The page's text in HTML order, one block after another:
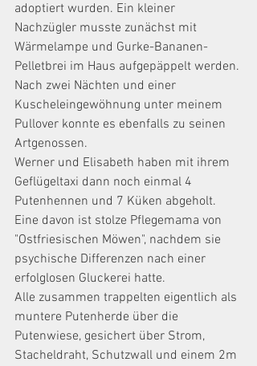
adoptiert wurden. Ein kleiner
Nachzügler musste zunächst mit
Wärmelampe und Gurke-Bananen-
Pelletbrei im Haus aufgepäppelt werden.
Nach zwei Nächten und einer
Kuscheleingewöhnung unter meinem
Pullover konnte es ebenfalls zu seinen
Artgenossen.
Werner und Elisabeth haben mit ihrem
Geflügeltaxi dann noch einmal 4
Putenhennen und 7 Küken abgeholt.
Eine davon ist stolze Pflegemama von
"Ostfriesischen Möwen", nachdem sie
psychische Differenzen nach einer
erfolglosen Gluckerei hatte.
Alle zusammen trappelten eigentlich als
muntere Putenherde über die
Putenwiese, gesichert über Strom,
Stacheldraht, Schutzwall und einem 2m